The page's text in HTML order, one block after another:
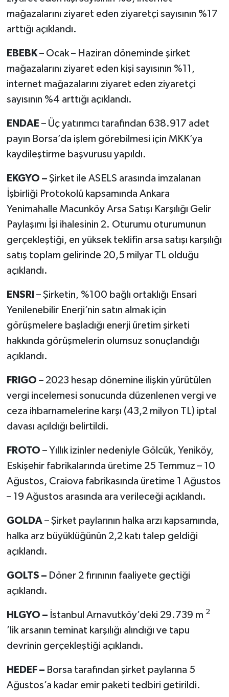
mağazalarını ziyaret eden ziyaretçi sayısının %17
arttığı açıklandı.
EBEBK – Ocak – Haziran döneminde şirket
mağazalarını ziyaret eden kişi sayısının %11,
internet mağazalarını ziyaret eden ziyaretçi
sayısının %4 arttığı açıklandı.
ENDAE – Üç yatırımcı tarafından 638.917 adet
payın Borsa’da işlem görebilmesi için MKK’ya
kaydileştirme başvurusu yapıldı.
EKGYO – Şirket ile ASELS arasında imzalanan
İşbirliği Protokolü kapsamında Ankara
Yenimahalle Macunköy Arsa Satışı Karşılığı Gelir
Paylaşımı İşi ihalesinin 2. Oturumu oturumunun
gerçekleştiği, en yüksek teklifin arsa satışı karşılığı
satış toplam gelirinde 20,5 milyar TL olduğu
açıklandı.
ENSRI – Şirketin, %100 bağlı ortaklığı Ensari
Yenilenebilir Enerji’nin satın almak için
görüşmelere başladığı enerji üretim şirketi
hakkında görüşmelerin olumsuz sonuçlandığı
açıklandı.
FRIGO – 2023 hesap dönemine ilişkin yürütülen
vergi incelemesi sonucunda düzenlenen vergi ve
ceza ihbarnamelerine karşı (43,2 milyon TL) iptal
davası açıldığı belirtildi.
FROTO – Yıllık izinler nedeniyle Gölcük, Yeniköy,
Eskişehir fabrikalarında üretime 25 Temmuz – 10
Ağustos, Craiova fabrikasında üretime 1 Ağustos
– 19 Ağustos arasında ara verileceği açıklandı.
GOLDA – Şirket paylarının halka arzı kapsamında,
halka arz büyüklüğünün 2,2 katı talep geldiği
açıklandı.
GOLTS – Döner 2 fırınının faaliyete geçtiği
açıklandı.
HLGYO – İstanbul Arnavutköy’deki 29.739 m 2
’lik arsanın teminat karşılığı alındığı ve tapu
devrinin gerçekleştiği açıklandı.
HEDEF – Borsa tarafından şirket paylarına 5
Ağustos’a kadar emir paketi tedbiri getirildi.